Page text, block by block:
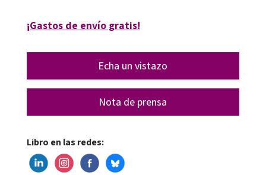
¡Gastos de envío gratis!
Echa un vistazo
Nota de prensa
Libro en las redes: